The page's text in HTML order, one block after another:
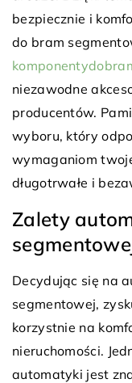
bezpiecznie i
do bram
niezawodne
producentów.
wyboru, który
wymaganiom
długotrwałe i
Zalety
Decydując się na
segmentowej,
korzystnie na
nieruchomości.
automatyki jest